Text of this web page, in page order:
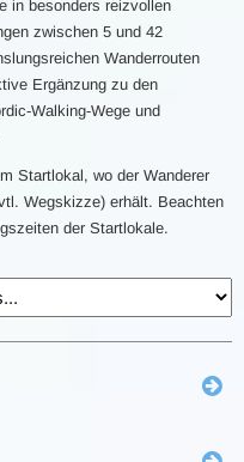
in besonders reizvollen
zwischen 5 und 42
Wanderrouten
Ergänzung zu den
Walking-Wege und
Startlokal, wo der Wanderer
Wegskizze) erhält. Beachten
der Startlokale.